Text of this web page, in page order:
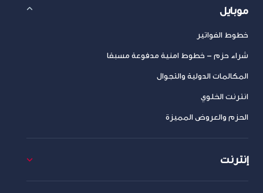
موبايل
خطوط الفواتير
شراء حزم – خطوط امنية مدفوعة مسبقا
المكالمات الدولية والتجوال
انترنت الخلوي
الحزم والعروض المميزة
إنترنت